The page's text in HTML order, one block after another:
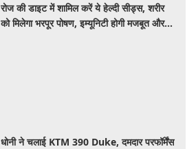
रोज की डाइट में शामिल करें ये हेल्दी सीड्स, शरीर
को मिलेगा भरपूर पोषण, इम्यूनिटी होगी मजबूत और
धोनी ने चलाई KTM 390 Duke, दमदार परफॉर्मेंस